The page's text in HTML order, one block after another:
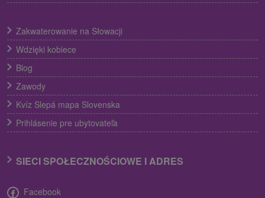
Zakwaterowanie na Słowacji
Wdzięki kobiece
Blog
Zawody
Kvíz Slepá mapa Slovenska
Prihlásenie pre ubytovateľa
SIECI SPOŁECZNOŚCIOWE I ADRES
Facebook